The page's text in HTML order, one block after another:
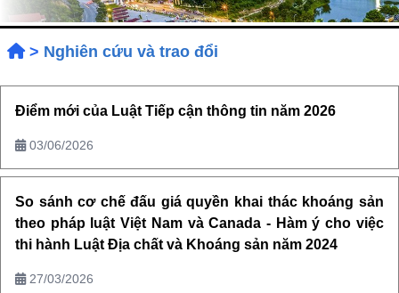
> Nghiên cứu và trao đổi
Điểm mới của Luật Tiếp cận thông tin năm 2026
03/06/2026
So sánh cơ chế đấu giá quyền khai thác khoáng sản
theo pháp luật Việt Nam và Canada - Hàm ý cho việc
thi hành Luật Địa chất và Khoáng sản năm 2024
27/03/2026